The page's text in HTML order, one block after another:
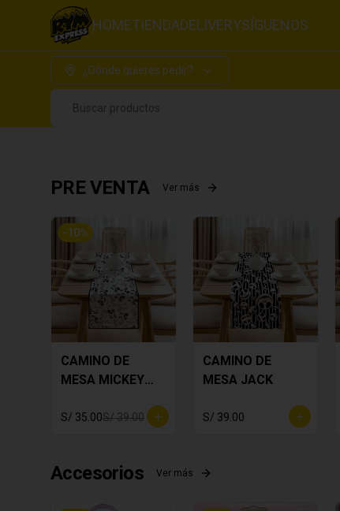
HOMETIENDADELIVERYSÍGUENOS
¿Dónde quieres pedir?
Buscar productos
PRE VENTA Ver más
-10%
CAMINO DE
MESA MICKEY
S/ 35.00S/ 39.00
CAMINO DE
MESA JACK
S/ 39.00
Accesorios Ver más